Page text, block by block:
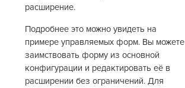
расширение.
Подробнее это можно увидеть на
примере управляемых форм. Вы можете
заимствовать форму из основной
конфигурации и редактировать её в
расширении без ограничений. Для